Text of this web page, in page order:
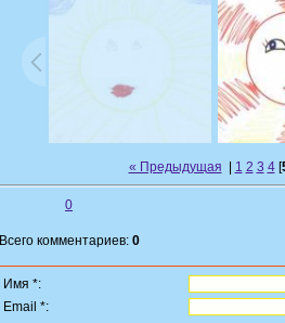
« Предыдущая 1 2 3 4[
0
Всего комментариев: 0
Имя *:
Email *: